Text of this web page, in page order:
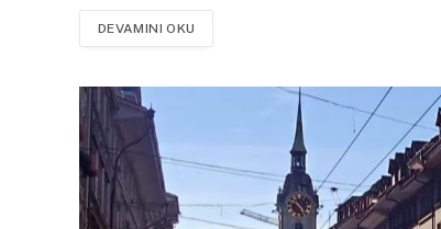
DEVAMINI OKU